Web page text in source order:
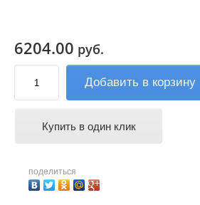
6204.00 руб.
Добавить в корзину
Купить в один клик
поделиться